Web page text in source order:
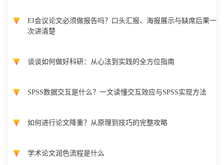
EI会议论文必须做报告吗？口头汇报、海报展示与缺席后果一
次讲清楚
谈谈如何做好科研：从心法到实践的全方位指南
SPSS数据交互是什么？一文读懂交互效应与SPSS实现方法
如何进行论文降重？从原理到技巧的完整攻略
学术论文润色流程是什么